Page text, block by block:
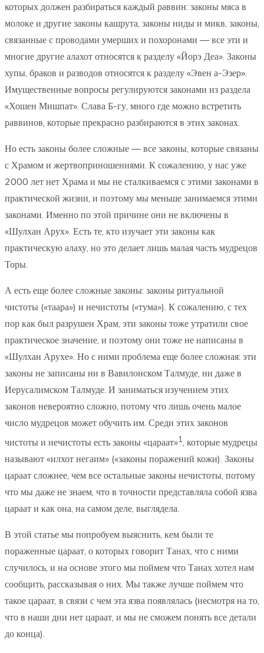
которых должен разбираться каждый раввин: законы мяса в
молоке и другие законы кашрута, законы ниды и микв, законы,
связанные с проводами умерших и похоронами — все эти и
многие другие алахот относятся к разделу «Йорэ Деа». Законы
хупы, браков и разводов относятся к разделу «Эвен а-Эзер».
Имущественные вопросы регулируются законами из раздела
«Хошен Мишпат». Слава Б-гу, много где можно встретить
раввинов, которые прекрасно разбираются в этих законах.
Но есть законы более сложные — все законы, которые связаны
с Храмом и жертвоприношениями. К сожалению, у нас уже
2000 лет нет Храма и мы не сталкиваемся с этими законами в
практической жизни, и поэтому мы меньше занимаемся этими
законами. Именно по этой причине они не включены в
«Шулхан Арух». Есть те, кто изучает эти законы как
практическую алаху, но это делает лишь малая часть мудрецов
Торы.
А есть еще более сложные законы: законы ритуальной
чистоты («таара») и нечистоты («тума»). К сожалению, с тех
пор как был разрушен Храм, эти законы тоже утратили свое
практическое значение, и поэтому они тоже не написаны в
«Шулхан Арухе». Но с ними проблема еще более сложная: эти
законы не записаны ни в Вавилонском Талмуде, ни даже в
Иерусалимском Талмуде. И заниматься изучением этих
законов невероятно сложно, потому что лишь очень малое
число мудрецов может обучить им. Среди этих законов
чистоты и нечистоты есть законы «цараат»1, которые мудрецы
называют «илхот негаим» («законы поражений кожи). Законы
цараат сложнее, чем все остальные законы нечистоты, потому
что мы даже не знаем, что в точности представляла собой язва
цараат и как она, на самом деле, выглядела.
В этой статье мы попробуем выяснить, кем были те
пораженные цараат, о которых говорит Танах, что с ними
случилось, и на основе этого мы поймем что Танах хотел нам
сообщить, рассказывая о них. Мы также лучше поймем что
такое цараат, в связи с чем эта язва появлялась (несмотря на то,
что в наши дни нет цараат, и мы не сможем понять все детали
до конца).